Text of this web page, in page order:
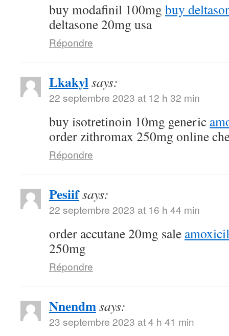
buy modafinil 100mg buy
deltasone 20mg usa
Répondre
Lkakylsays:
22 septembre 2023 at 12 h 32 min
buy isotretinoin 10mg generic
order zithromax 250mg online
Répondre
Pesiifsays:
22 septembre 2023 at 16 h 44 min
order accutane 20mg sale
250mg
Répondre
Nnendmsays:
23 septembre 2023 at 4 h 41 min